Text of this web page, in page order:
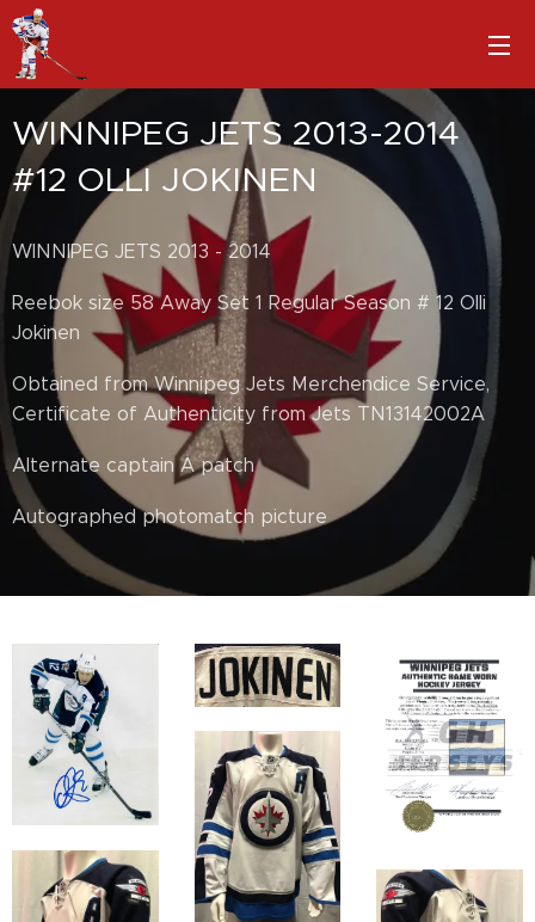
WINNIPEG JETS 2013-2014
#12 OLLI JOKINEN
WINNIPEG JETS 2013 - 2014
Reebok size 58 Away Set 1 Regular Season # 12 Olli
Jokinen
Obtained from Winnipeg Jets Merchendice Service,
Certificate of Authenticity from Jets TN13142002A
Alternate captain A patch
Autographed photomatch picture